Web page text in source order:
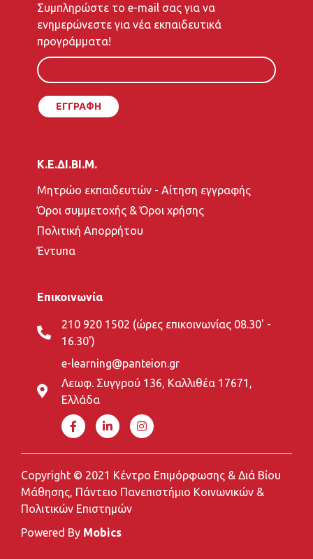
To
e-
mail
σας
Συμπληρώστε το e-mail σας για να
ενημερώνεστε για νέα εκπαιδευτικά
προγράμματα!
Κ.Ε.ΔΙ.ΒΙ.Μ.
Μητρώο εκπαιδευτών - Αίτηση εγγραφής
Όροι συμμετοχής & Όροι χρήσης
Πολιτική Απορρήτου
Έντυπα
Επικοινωνία
210 920 1502 (ώρες επικοινωνίας 08.30' -
16.30')
e-learning@panteion.gr
Λεωφ. Συγγρού 136, Καλλιθέα 17671,
Ελλάδα
Copyright © 2021 Κέντρο Επιμόρφωσης & Διά Βίου
Μάθησης, Πάντειο Πανεπιστήμιο Κοινωνικών &
Πολιτικών Επιστημών
Powered By Mobics